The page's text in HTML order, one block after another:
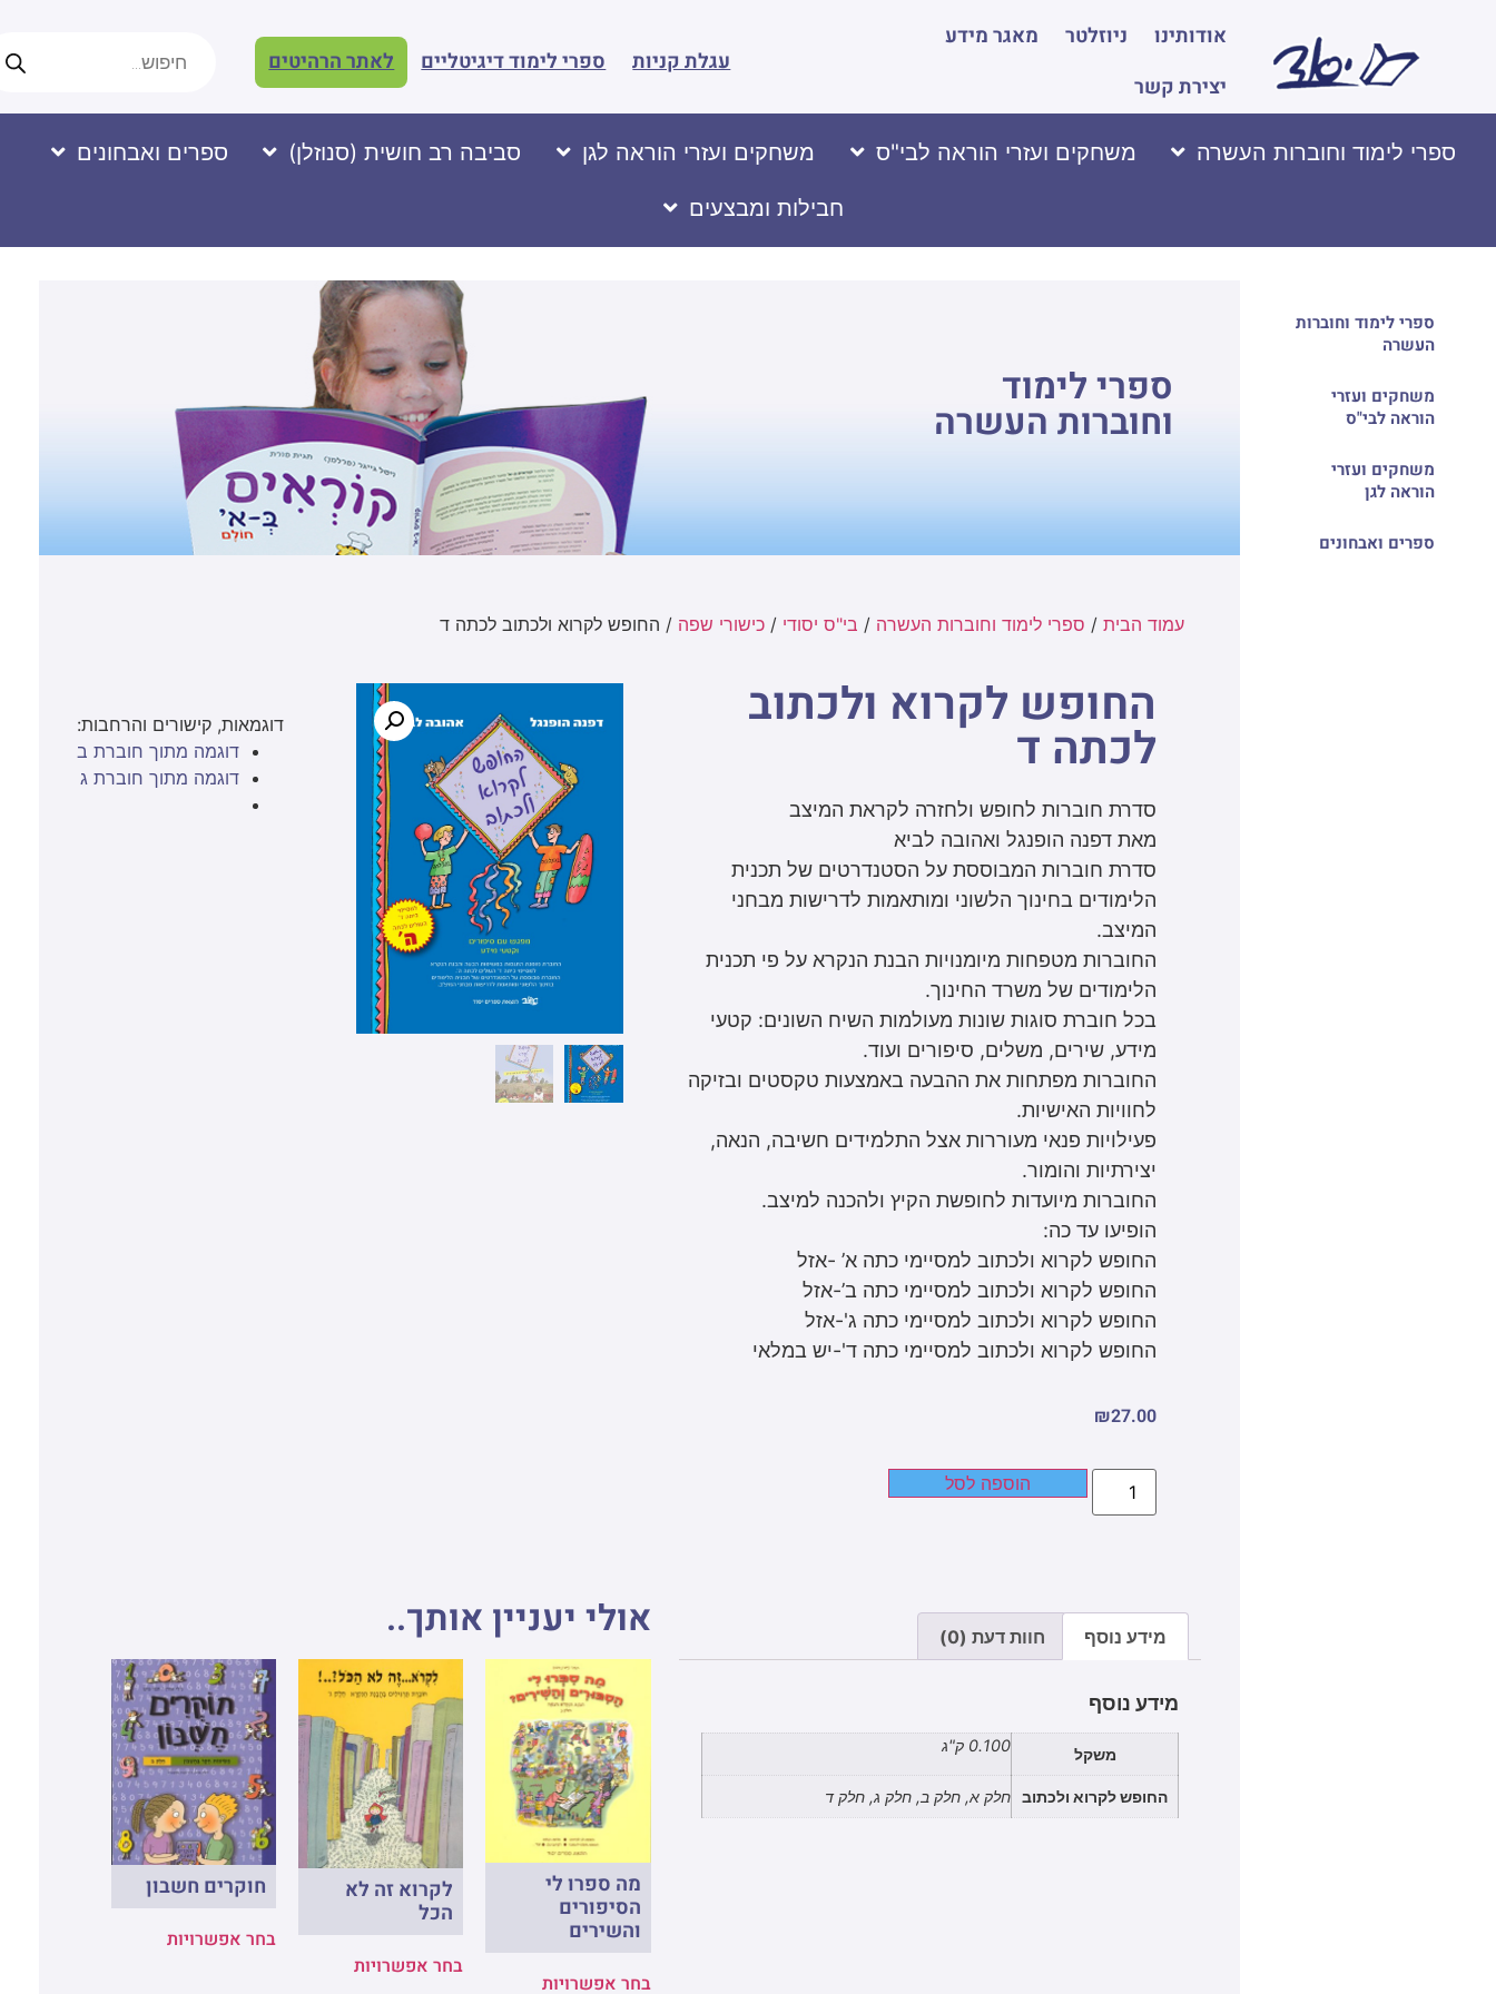
אודותינו ניוזלטר
מאגר מידע
יצירת קשר
עגלת קניות ספרי לימוד דיגיטליים לאתר הרהיטים
ספרי לימוד וחוברות העשרה משחקים ועזרי הוראה לבי"ס משחקים ועזרי הוראה לגן סביבה רב חושית (סנוזלן) ספרים ואבחונים
חבילות ומבצעים
ספרי לימוד וחוברות
העשרה
משחקים ועזרי
הוראה לבי"ס
משחקים ועזרי
הוראה לגן
ספרים ואבחונים
ספרי לימוד
וחוברות העשרה
עמוד הבית/ ספרי לימוד וחוברות העשרה / בי"ס יסודי / כישורי שפה / החופש לקרוא ולכתוב לכתה ד
החופש לקרוא ולכתוב
לכתה ד
סדרת חוברות לחופש ולחזרה לקראת המיצב
מאת דפנה הופנגל ואהובה לביא
סדרת חוברות המבוססת על הסטנדרטים של תכנית
הלימודים בחינוך הלשוני ומותאמות לדרישות מבחני
המיצב.
החוברות מטפחות מיומנויות הבנת הנקרא על פי תכנית
הלימודים של משרד החינוך.
בכל חוברת סוגות שונות מעולמות השיח השונים: קטעי
מידע, שירים, משלים, סיפורים ועוד.
החוברות מפתחות את ההבעה באמצעות טקסטים ובזיקה
לחוויות האישיות.
פעילויות פנאי מעוררות אצל התלמידים חשיבה, הנאה,
יצירתיות והומור.
החוברות מיועדות לחופשת הקיץ ולהכנה למיצב.
הופיעו עד כה:
החופש לקרוא ולכתוב למסיימי כתה א’ -אזל
החופש לקרוא ולכתוב למסיימי כתה ב’-אזל
החופש לקרוא ולכתוב למסיימי כתה ג'-אזל
החופש לקרוא ולכתוב למסיימי כתה ד'-יש במלאי
₪27.00
הוספה לסל
דוגמאות, קישורים והרחבות:
דוגמה מתוך חוברת ב
דוגמה מתוך חוברת ג
מידע נוסף חוות דעת (0)
מידע נוסף
משקל 0.100 ק"ג
החופש לקרוא ולכתוב חלק א, חלק ב, חלק ג, חלק ד
אולי יעניין אותך..
מה ספרו לי
הסיפורים
והשירים
בחר אפשרויות
לקרוא זה לא
הכל
בחר אפשרויות
חוקרים חשבון
בחר אפשרויות